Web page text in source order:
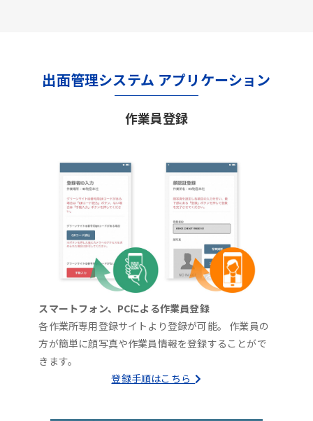
出面管理システム アプリケーション
作業員登録
スマートフォン、PCによる作業員登録
各作業所専用登録サイトより登録が可能。 作業員の
方が簡単に顔写真や作業員情報を登録することがで
きます。
登録手順はこちら